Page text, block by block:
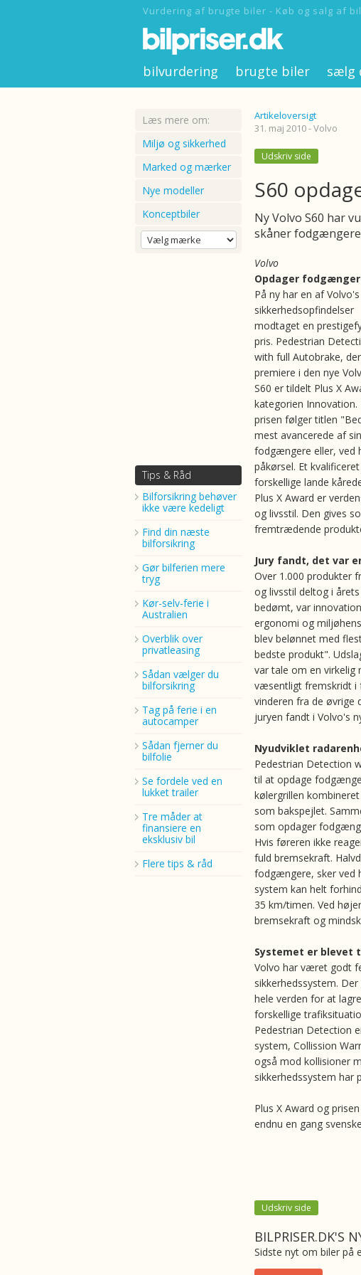
Vurdering af brugte biler - Køb og salg af bil
bilvurdering brugte biler sælg
Læs mere om:
Miljø og sikkerhed
Marked og mærker
Nye modeller
Konceptbiler
Tips & Råd
Bilforsikring behøver
ikke være kedeligt
Find din næste
bilforsikring
Gør bilferien mere
tryg
Kør-selv-ferie i
Australien
Overblik over
privatleasing
Sådan vælger du
bilforsikring
Tag på ferie i en
autocamper
Sådan fjerner du
bilfolie
Se fordele ved en
lukket trailer
Tre måder at
finansiere en
eksklusiv bil
Flere tips & råd
Artikeloversigt
31. maj 2010 - Volvo
Udskriv side
S60
Ny Volvo S60 har
skåner
Volvo
Opdager
På ny har en af Volvo's
sikkerhedsopfindelser
modtaget en
pris. Pedestrian
with full Autobrake,
premiere i den nye
S60 er tildelt Plus X
kategorien Innovation.
prisen følger titlen
mest avancerede af
fodgængere eller, ved
påkørsel. Et
forskellige lande
Plus X Award er
og livsstil. Den gives
fremtrædende
Jury fandt, det var
Over 1.000 produkter
og livsstil deltog i
bedømt, var
ergonomi og
blev belønnet med
bedste produkt".
var tale om en virkelig
væsentligt fremskridt i
vinderen fra de øvrige
juryen fandt i Volvo's
Nyudviklet
Pedestrian Detection
til at opdage
kølergrillen
som bakspejlet.
som opdager
Hvis føreren ikke
fuld bremsekraft.
fodgængere, sker ved
system kan helt
35 km/timen. Ved
bremsekraft og
Systemet er blevet
Volvo har været godt
sikkerhedssystem.
hele verden for at
forskellige
Pedestrian Detection
system, Collission
også mod kollisioner
sikkerhedssystem har
Plus X Award og
endnu en gang
Udskriv side
BILPRISER.DK'S
Sidste nyt om biler på